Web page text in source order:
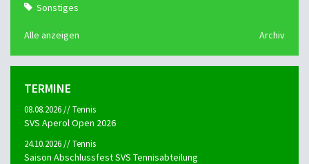
Sonstiges
Alle anzeigen Archiv
TERMINE
08.08.2026 // Tennis
SVS Aperol Open 2026
24.10.2026 // Tennis
Saison Abschlussfest SVS Tennisabteilung